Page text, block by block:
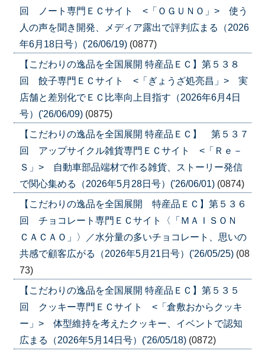
回 ノート専門ＥＣサイト <「ＯＧＵＮＯ」> 使う
人の声を聞き開発、メディア露出で評判広まる（2026
年6月18日号）('26/06/19) (0877)
【こだわりの逸品を全国展開 特産品ＥＣ】第５３８
回 餃子専門ＥＣサイト <「ぎょうざ処亮昌」> 実
店舗と差別化でＥＣ比率向上目指す（2026年6月4日
号）('26/06/09) (0875)
【こだわりの逸品を全国展開 特産品ＥＣ】 第５３７
回 アップサイクル雑貨専門ＥＣサイト <「Ｒｅ－
Ｓ」> 自動車部品端材で作る雑貨、ストーリー発信
で関心集める（2026年5月28日号）('26/06/01) (0874)
【こだわりの逸品を全国展開 特産品ＥＣ】第５３６
回 チョコレート専門ＥＣサイト〈「ＭＡＩＳＯＮ
ＣＡＣＡＯ」〉／水分量の多いチョコレート、思いの
共感で顧客広がる（2026年5月21日号）('26/05/25) (08
73)
【こだわりの逸品を全国展開 特産品ＥＣ】第５３５
回 クッキー専門ＥＣサイト <「倉敷おからクッキ
ー」> 体型維持を考えたクッキー、イベントで認知
広まる（2026年5月14日号）('26/05/18) (0872)